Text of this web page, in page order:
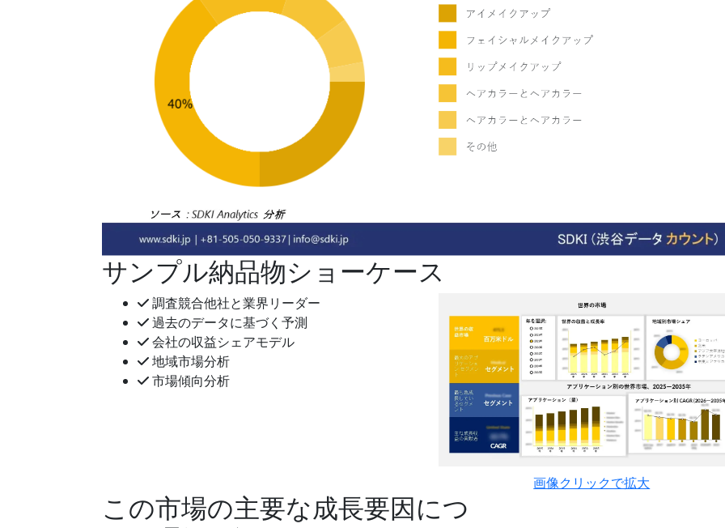
サンプル納品物ショーケース
調査競合他社と業界リーダー
過去のデータに基づく予測
会社の収益シェアモデル
地域市場分析
市場傾向分析
画像クリックで拡大
この市場の主要な成長要因につ